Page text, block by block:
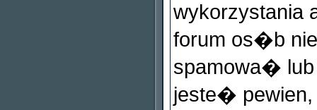
wykorzystania
forum os�b
spamowa�
jeste�